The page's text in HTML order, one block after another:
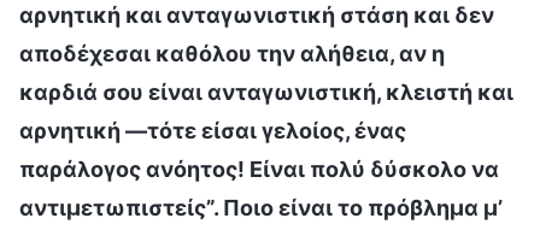
αρνητική και ανταγωνιστική στάση και δεν
αποδέχεσαι καθόλου την αλήθεια, αν η
καρδιά σου είναι ανταγωνιστική, κλειστή και
αρνητική —τότε είσαι γελοίος, ένας
παράλογος ανόητος! Είναι πολύ δύσκολο να
αντιμετωπιστείς”. Ποιο είναι το πρόβλημα μ’